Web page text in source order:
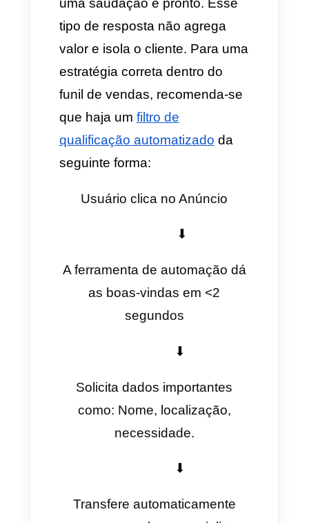
Callbell
Uma vez que a campanha está
ativa, é possível programar
diferentes tipos de gatilhos para
que as mensagens tenham
uma direção:
Gatilho por mensagem
direta (DM) a partir de
"Enviar
mensagem", o cliente passa
agente de IA, que faz as
primeiras perguntas em
perder o contato.
Gatilho por comentários em